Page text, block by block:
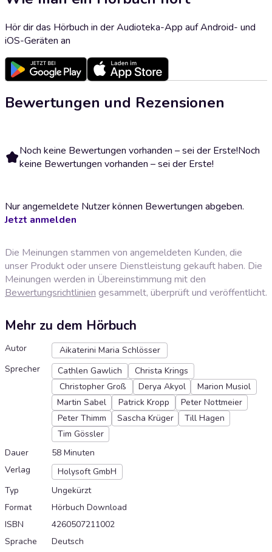
Hör dir das Hörbuch in der Audioteka-App auf Android- und
iOS-Geräten an
Bewertungen und Rezensionen
Noch keine Bewertungen vorhanden – sei der Erste!Noch
keine Bewertungen vorhanden – sei der Erste!
Nur angemeldete Nutzer können Bewertungen abgeben.
Jetzt anmelden
Die Meinungen stammen von angemeldeten Kunden, die
unser Produkt oder unsere Dienstleistung gekauft haben. Die
Meinungen werden in Übereinstimmung mit den
Bewertungsrichtlinien gesammelt, überprüft und veröffentlicht.
Mehr zu dem Hörbuch
Autor
Aikaterini Maria Schlösser
Sprecher
Cathlen Gawlich
Christa Krings
Christopher Groß
Derya Akyol
Marion Musiol
Martin Sabel
Patrick Kropp
Peter Nottmeier
Peter Thimm
Sascha Krüger
Till Hagen
Tim Gössler
Dauer
58 Minuten
Verlag
Holysoft GmbH
Typ
Ungekürzt
Format
Hörbuch Download
ISBN
4260507211002
Sprache
Deutsch